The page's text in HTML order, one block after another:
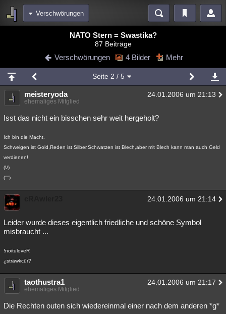
Verschwörungen
Blogs
Chat Wiki Neuigkeiten
meine Rubriken
Menschen Wissenschaft Mystery Kriminalfälle
Spiritualität Verschwörungen Technologie
Natur Umfragen
weitere Rubriken
Musik
Übersichten
NATO Stern = Swastika?
87 Beiträge
Verschwörungen 4 Bilder Mehr
Seite 2 / 5
meisteryoda 24.01.2006 um 21:13
ehemaliges Mitglied
Isst das nicht ein bisschen sehr weit hergeholt?
Ich bin die Macht.
Schweigen ist Gold,Reden ist Silber,Schwatzen ist Blech,aber mit Blech kann man auch Geld
verdienen!
(\/)
(°°)
24.01.2006 um 21:14
Leider wurde dieses eigentlich friedliche und schöne Symbol
misbraucht ...
!noituloveR
¿sträwkcür?
taothustra1 24.01.2006 um 21:17
ehemaliges Mitglied
Die Rechten outen sich wiedereinmal einer nach dem anderen *g*